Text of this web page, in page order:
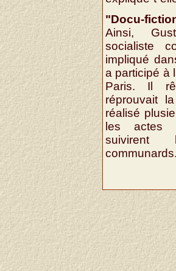
"Docu-
Ainsi,
socialiste
impliqué
a participé à
Paris. Il
réprouvait
réalisé
les actes
suivirent
communards.